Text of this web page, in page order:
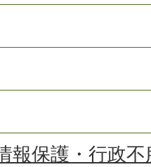
報保護・行政不